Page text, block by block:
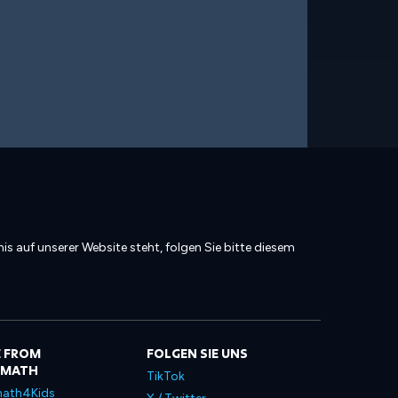
auf unserer Website steht, folgen Sie bitte diesem
FROM
FOLGEN SIE UNS
TikTok